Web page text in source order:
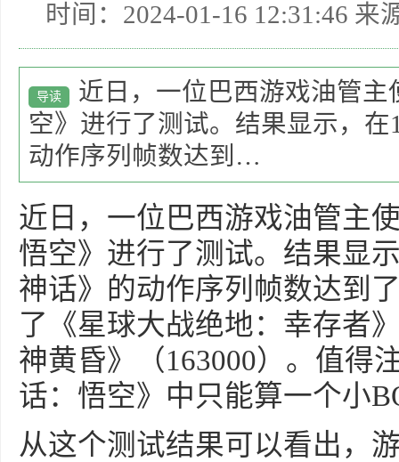
时间：2024-01-16 12:31:46 来
导读
近日，一位巴西游戏油管
空》进行了测试。结果显示，
动作序列帧数达到…
近日，一位巴西游戏油管主
悟空》进行了测试。结果显
神话》的动作序列帧数达到
了《星球大战绝地：幸存者
神黄昏》（163000）。值得
话：悟空》中只能算一个小
从这个测试结果可以看出，